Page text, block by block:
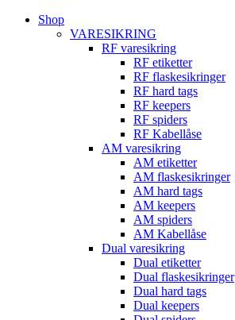
Shop
VARESIKRING
RF varesikring
RF etiketter
RF flaskesikringer
RF hard tags
RF keepers
RF spiders
RF Kabellåse
AM varesikring
AM etiketter
AM flaskesikringer
AM hard tags
AM keepers
AM spiders
AM Kabellåse
Dual varesikring
Dual etiketter
Dual flaskesikringer
Dual hard tags
Dual keepers